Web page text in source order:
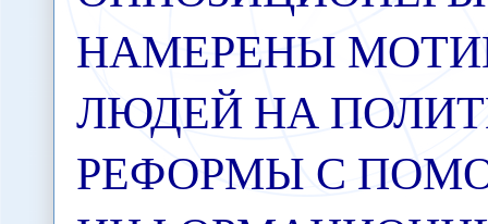
НАМЕРЕНЫ
ЛЮДЕЙ НА
РЕФОРМЫ С